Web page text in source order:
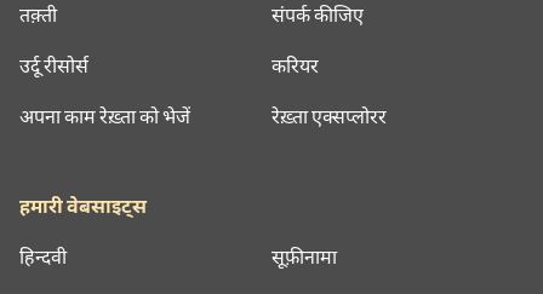
तक़्ती
उर्दू रीसोर्स
अपना काम रेख़्ता को भेजें
संपर्क कीजिए
करियर
रेख़्ता एक्सप्लोरर
हमारी वेबसाइट्स
हिन्दवी सूफ़ीनामा